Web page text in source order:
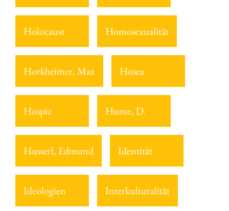
Holocaust Homosexualität
Horkheimer, Max Hosea
Hospiz Hume, D.
Husserl, Edmund Identität
Ideologien Interkulturalität